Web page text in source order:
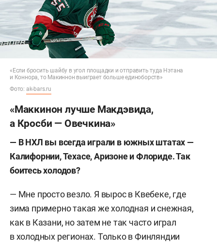
«Если бросить шайбу в угол площадки и отправить туда Нэтана
и Коннора, то Макиннон выиграет больше единоборств»
Фото: ak-bars.ru
«Маккинон лучше Макдэвида,
а Кросби — Овечкина»
— В НХЛ вы всегда играли в южных штатах —
Калифорнии, Техасе, Аризоне и Флориде. Так
боитесь холодов?
— Мне просто везло. Я вырос в Квебеке, где
зима примерно такая же холодная и снежная,
как в Казани, но затем не так часто играл
в холодных регионах. Только в Финляндии